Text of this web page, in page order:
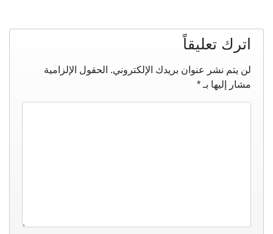
اترك تعليقاً
لن يتم نشر عنوان بريدك الإلكتروني. الحقول الإلزامية
مشار إليها بـ *